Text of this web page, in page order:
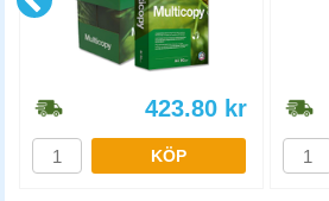
423.80 kr
KÖP